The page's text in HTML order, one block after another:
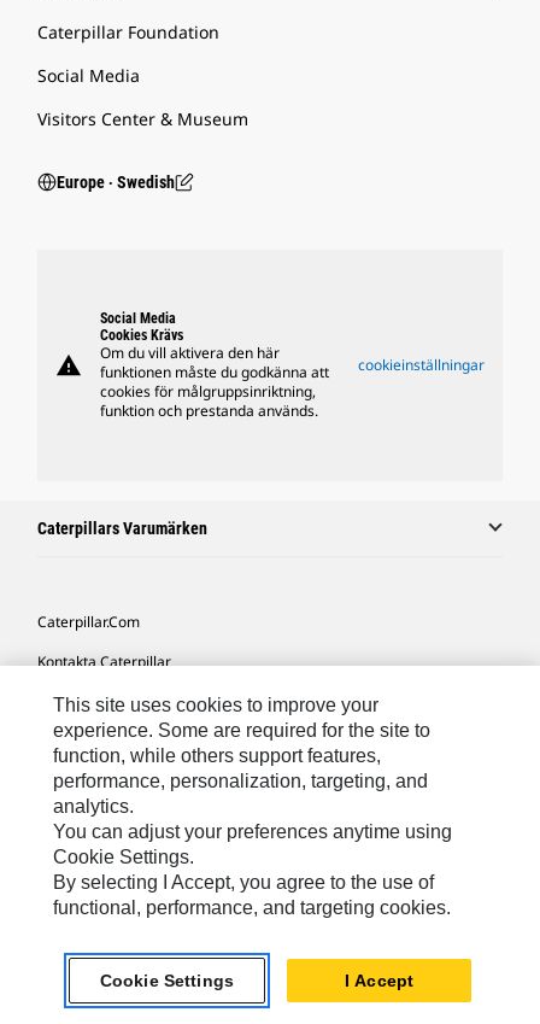
Caterpillar Foundation
Social Media
Visitors Center & Museum
Europe ‧ Swedish
warning
Social Media
Cookies Krävs
Om du vill aktivera den här
funktionen måste du godkänna att
cookies för målgruppsinriktning,
funktion och prestanda används.
cookieinställningar
Caterpillars Varumärken
Caterpillar.com
Kontakta Caterpillar
Mina Marknadsföringspreferenser
Platskarta
Cookie Settings
Juridiskt
Sekretess
Europe-Swedish© 2026 Caterpillar. Med ensamrätt.
This site uses cookies to improve your
experience. Some are required for the site to
function, while others support features,
performance, personalization, targeting, and
analytics.
You can adjust your preferences anytime using
Cookie Settings.
By selecting I Accept, you agree to the use of
functional, performance, and targeting cookies.
Cookie Settings I Accept